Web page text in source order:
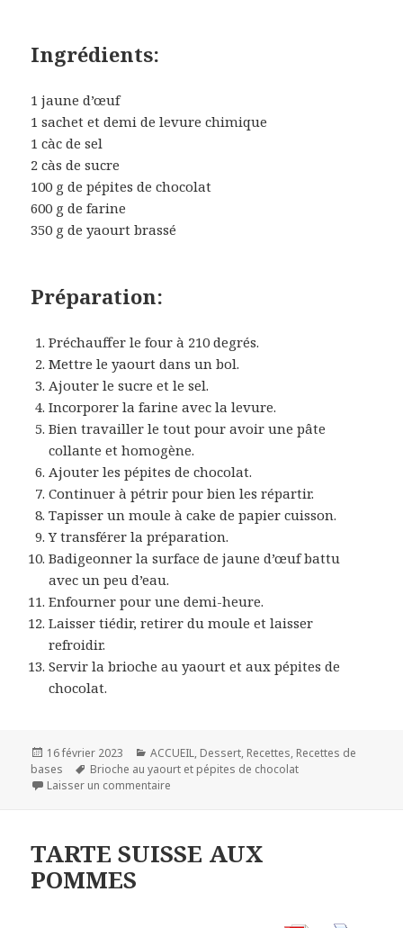
Ingrédients:
1 jaune d’œuf
1 sachet et demi de levure chimique
1 càc de sel
2 càs de sucre
100 g de pépites de chocolat
600 g de farine
350 g de yaourt brassé
Préparation:
Préchauffer le four à 210 degrés.
Mettre le yaourt dans un bol.
Ajouter le sucre et le sel.
Incorporer la farine avec la levure.
Bien travailler le tout pour avoir une pâte
collante et homogène.
Ajouter les pépites de chocolat.
Continuer à pétrir pour bien les répartir.
Tapisser un moule à cake de papier cuisson.
Y transférer la préparation.
Badigeonner la surface de jaune d’œuf battu
avec un peu d’eau.
Enfourner pour une demi-heure.
Laisser tiédir, retirer du moule et laisser
refroidir.
Servir la brioche au yaourt et aux pépites de
chocolat.
Publié
le
16 février 2023 Catégories
ACCUEIL, Dessert, Recettes, Recettes de
bases
Mots-
clés
Brioche au yaourt et pépites de chocolat
Laisser un commentaire
TARTE SUISSE AUX
POMMES